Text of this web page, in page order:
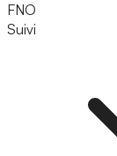
FNO
Suivi